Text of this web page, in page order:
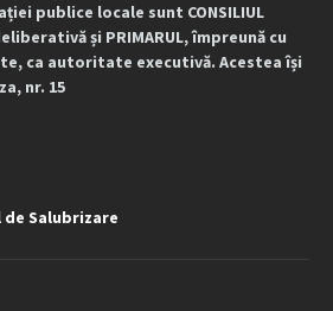
publice locale sunt CONSILIUL
și PRIMARUL, împreună cu
ca autoritate executivă. Acestea își
nr. 15
Salubrizare